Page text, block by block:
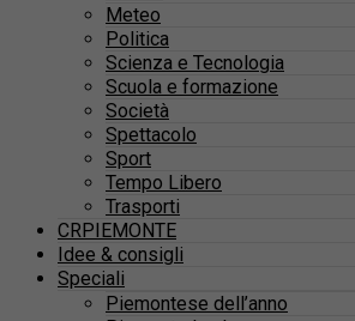
Meteo
Politica
Scienza e Tecnologia
Scuola e formazione
Società
Spettacolo
Sport
Tempo Libero
Trasporti
CRPIEMONTE
Idee & consigli
Speciali
Piemontese dell’anno